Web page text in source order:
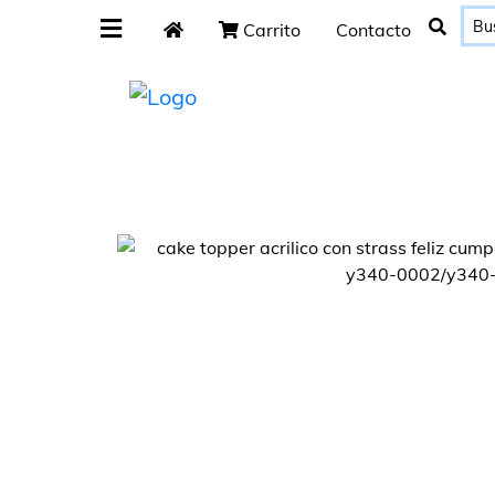
Carrito Contacto